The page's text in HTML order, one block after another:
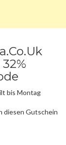
bis Montag
diesen Gutschein